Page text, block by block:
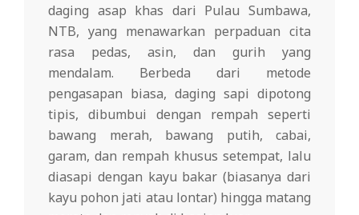
daging asap khas dari Pulau Sumbawa,
NTB, yang menawarkan perpaduan cita
rasa pedas, asin, dan gurih yang
mendalam. Berbeda dari metode
pengasapan biasa, daging sapi dipotong
tipis, dibumbui dengan rempah seperti
bawang merah, bawang putih, cabai,
garam, dan rempah khusus setempat, lalu
diasapi dengan kayu bakar (biasanya dari
kayu pohon jati atau lontar) hingga matang